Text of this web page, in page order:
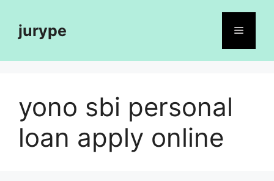
contentjurype Menu
yono sbi personal
loan apply online